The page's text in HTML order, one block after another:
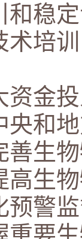
和稳
术培
金投
央和
善生
高生
警监